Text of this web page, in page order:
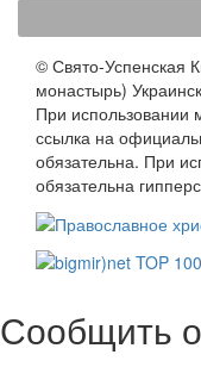
© Свято-Успенская
монастырь)
При использовании
ссылка на
обязательна. При
обязательна
Сообщить